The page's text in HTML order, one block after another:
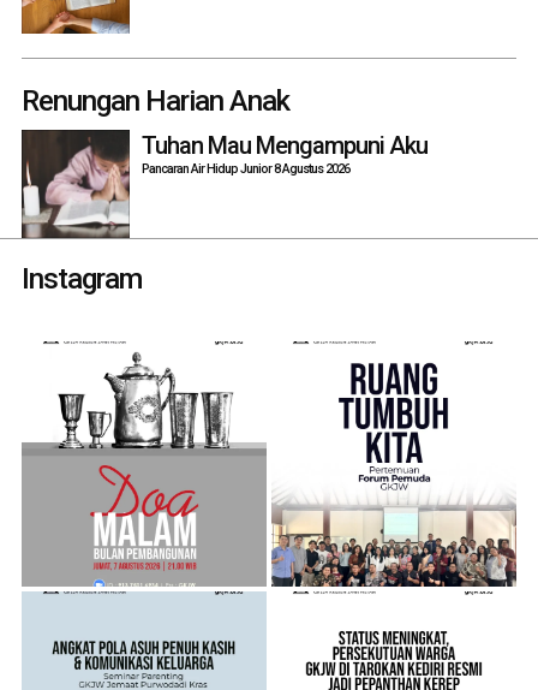
Renungan Harian Anak
Tuhan Mau Mengampuni Aku
Pancaran Air Hidup Junior 8 Agustus 2026
Instagram